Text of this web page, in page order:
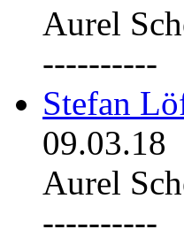
Aurel
----------
Stefan
09.03.18
Aurel
----------